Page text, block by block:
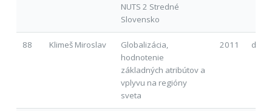
NUTS 2 Stredné
Slovensko
88 Klimeš Miroslav
Globalizácia,
hodnotenie
základných atribútov a
vplyvu na regióny
sveta
2011 d